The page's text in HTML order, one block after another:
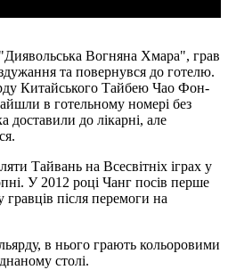
Вогняна Хмара", грав
та повернувся до готелю.
Китайського Тайбею Чао Фон-
в готельному номері без
доставили до лікарні, але
Тайвань на Всесвітніх іграх у
У 2012 році Чанг посів перше
гравців після перемоги на
в нього грають кольоровими
столі.